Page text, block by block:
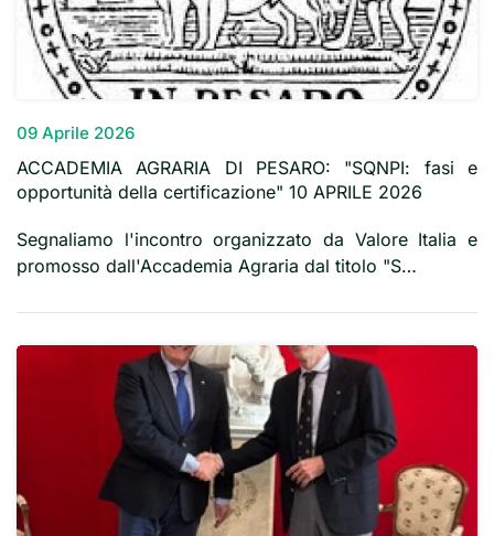
09 Aprile 2026
ACCADEMIA AGRARIA DI PESARO: "SQNPI: fasi e
opportunità della certificazione" 10 APRILE 2026
Segnaliamo l'incontro organizzato da Valore Italia e
promosso dall'Accademia Agraria dal titolo "S…